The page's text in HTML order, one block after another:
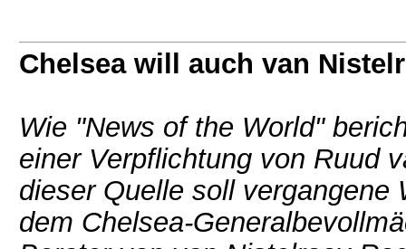
Chelsea will auch van
Wie "News of the World"
einer Verpflichtung von Ruud
dieser Quelle soll vergangene
dem Chelsea-